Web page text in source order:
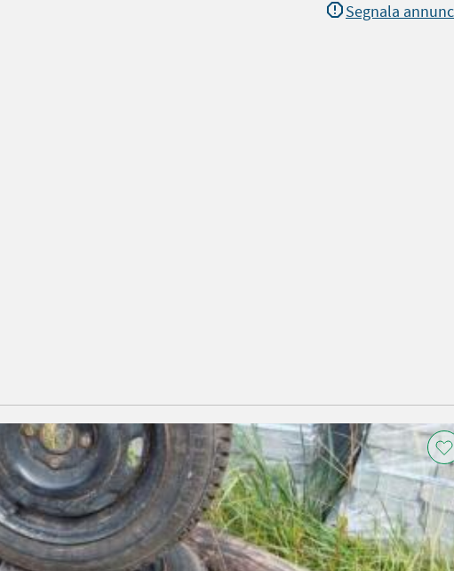
Segnala